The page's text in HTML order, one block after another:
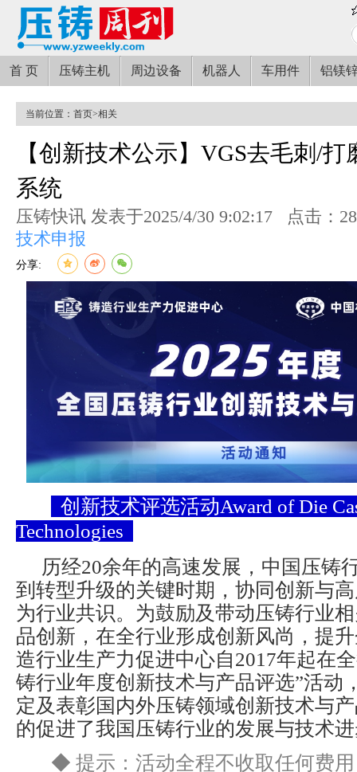
首 页 压铸主机 周边设备 机器人 车用件 铝镁
当前位置： 首页>相关
【创新技术公示】VGS去毛刺/
系统
压铸快讯 发表于2025/4/30 9:02:17
点击：
技术申报
分享:
创新技术评选活动Award of Die
Technologies
历经20余年的高速发展，中国压铸
到转型升级的关键时期，协同创新与
为行业共识。为鼓励及带动压铸行业
品创新，在全行业形成创新风尚，提
造行业生产力促进中心自2017年起在
铸行业年度创新技术与产品评选”活动
定及表彰国内外压铸领域创新技术与
的促进了我国压铸行业的发展与技术
◆ 提示：活动全程不收取任何费